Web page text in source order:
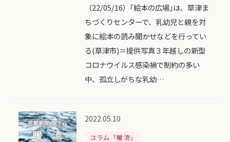
（22/05/16）｢絵本の広場｣は、草津ま
ちづくりセンターで、乳幼児と親を対
象に絵本の読み聞かせなどを行ってい
る(草津市)＝提供写真３年越しの新型
コロナウイルス感染禍で制約の多い
中、孤立しがちな乳幼…
2022.05.10
コラム「暖流」